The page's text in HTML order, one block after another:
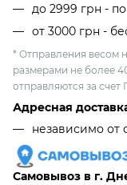
до 2999 грн -
от 3000 грн -
* Отправления весом
размерами не более
отправляются за счет
Адресная
независимо от
Самовывоз в г.